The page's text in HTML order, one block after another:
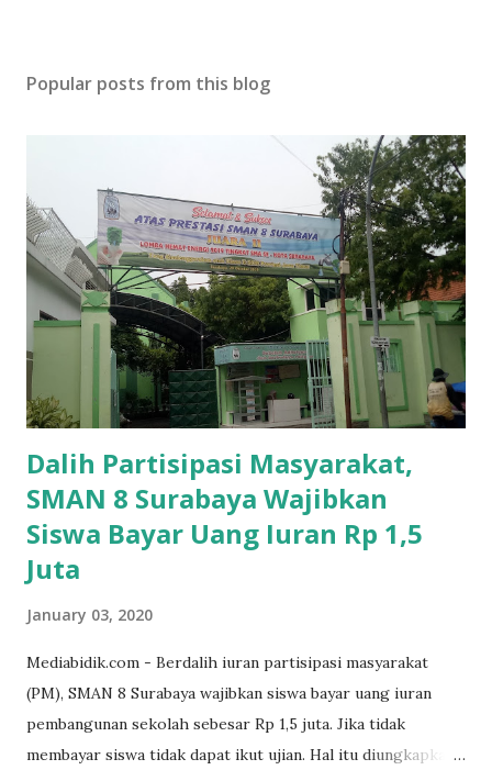
Popular posts from this blog
Dalih Partisipasi Masyarakat,
SMAN 8 Surabaya Wajibkan
Siswa Bayar Uang Iuran Rp 1,5
Juta
January 03, 2020
Mediabidik.com - Berdalih iuran partisipasi masyarakat
(PM), SMAN 8 Surabaya wajibkan siswa bayar uang iuran
pembangunan sekolah sebesar Rp 1,5 juta. Jika tidak
membayar siswa tidak dapat ikut ujian. Hal itu diungkapkan